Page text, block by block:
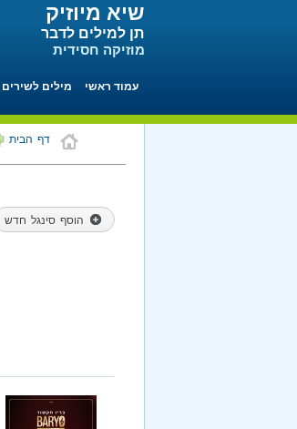
שיא מיוזיק
תן למילים לדבר
מוזיקה חסידית
עמוד ראשי מילים לשירים
דף הבית
הוסף סינגל חדש